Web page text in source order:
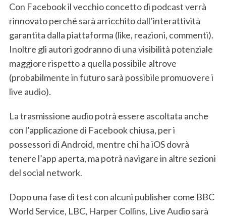
Con Facebook il vecchio concetto di podcast verrà
rinnovato perché sarà arricchito dall’interattività
garantita dalla piattaforma (like, reazioni, commenti).
Inoltre gli autori godranno di una visibilità potenziale
maggiore rispetto a quella possibile altrove
(probabilmente in futuro sarà possibile promuovere i
live audio).
La trasmissione audio potrà essere ascoltata anche
con l’applicazione di Facebook chiusa, per i
possessori di Android, mentre chi ha iOS dovrà
tenere l’app aperta, ma potrà navigare in altre sezioni
del social network.
Dopo una fase di test con alcuni publisher come BBC
World Service, LBC, Harper Collins, Live Audio sarà